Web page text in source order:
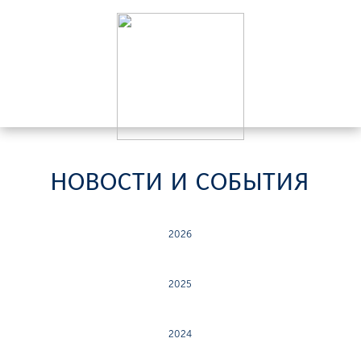
НОВОСТИ И СОБЫТИЯ
2026
2025
2024